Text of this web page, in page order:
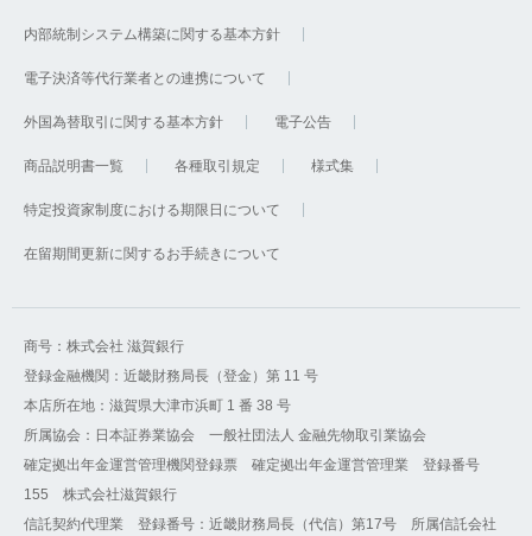
内部統制システム構築に関する基本方針
電子決済等代行業者との連携について
外国為替取引に関する基本方針 電子公告
商品説明書一覧 各種取引規定 様式集
特定投資家制度における期限日について
在留期間更新に関するお手続きについて
商号：株式会社 滋賀銀行
登録金融機関：近畿財務局長（登金）第 11 号
本店所在地：滋賀県大津市浜町 1 番 38 号
所属協会：日本証券業協会 一般社団法人 金融先物取引業協会
確定拠出年金運営管理機関登録票 確定拠出年金運営管理業 登録番号
155 株式会社滋賀銀行
信託契約代理業 登録番号：近畿財務局長（代信）第17号 所属信託会社